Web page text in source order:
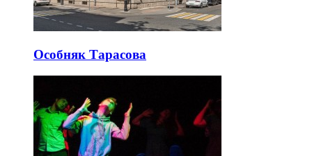
Особняк Тарасова